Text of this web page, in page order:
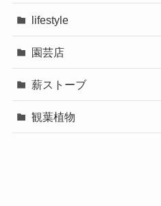
lifestyle
園芸店
薪ストーブ
観葉植物